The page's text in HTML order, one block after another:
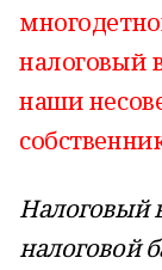
налоговый
наши
Налоговый
налоговой